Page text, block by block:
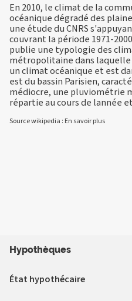
En 2010, le climat de la
océanique dégradé des
une étude du CNRS
couvrant la période 1971-
publie une typologie des
métropolitaine dans laquelle
un climat océanique et est
est du bassin Parisien,
médiocre, une pluviométrie
répartie au cours de lannée
Source wikipedia : En savoir plus
Hypothèques
État hypothécaire